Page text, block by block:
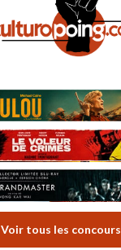
Voir tous les concours